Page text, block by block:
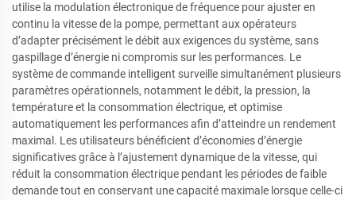
utilise la modulation électronique de fréquence pour ajuster en
continu la vitesse de la pompe, permettant aux opérateurs
d’adapter précisément le débit aux exigences du système, sans
gaspillage d’énergie ni compromis sur les performances. Le
système de commande intelligent surveille simultanément plusieurs
paramètres opérationnels, notamment le débit, la pression, la
température et la consommation électrique, et optimise
automatiquement les performances afin d’atteindre un rendement
maximal. Les utilisateurs bénéficient d’économies d’énergie
significatives grâce à l’ajustement dynamique de la vitesse, qui
réduit la consommation électrique pendant les périodes de faible
demande tout en conservant une capacité maximale lorsque celle-ci